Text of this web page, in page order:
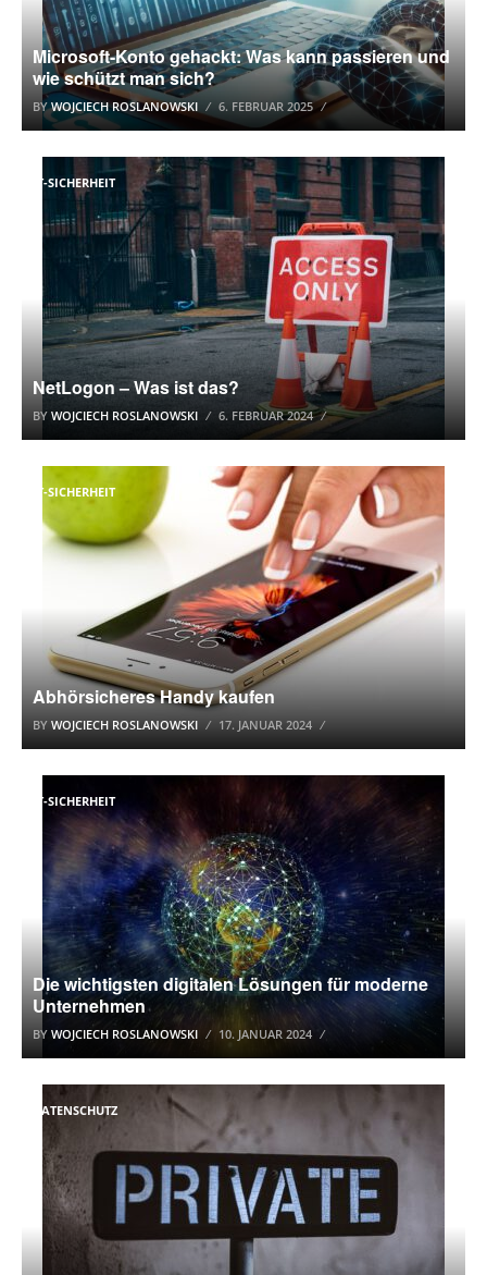
Microsoft-Konto gehackt: Was kann passieren und
wie schützt man sich?
BYWOJCIECH ROSLANOWSKI 6. FEBRUAR 2025
IT-SICHERHEIT
NetLogon – Was ist das?
BY WOJCIECH ROSLANOWSKI 6. FEBRUAR 2024
IT-SICHERHEIT
Abhörsicheres Handy kaufen
BY WOJCIECH ROSLANOWSKI 17. JANUAR 2024
IT-SICHERHEIT
Die wichtigsten digitalen Lösungen für moderne
Unternehmen
BY WOJCIECH ROSLANOWSKI 10. JANUAR 2024
DATENSCHUTZ